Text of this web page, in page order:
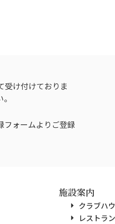
受け付けておりま
フォームよりご登録
施設案内
クラブハ
レストラン